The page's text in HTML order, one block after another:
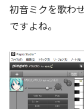
初音ミクを歌わ
ですよね。